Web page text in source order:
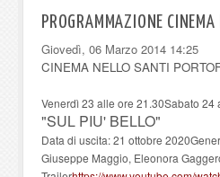
PROGRAMMAZIONE
Giovedì, 06 Marzo 2014 14:25
CINEMA NELLO SANTI
Venerdì 23 alle ore 21.30Sabato
"SUL PIU' BELLO"
Data di uscita: 21 ottobre
Giuseppe Maggio, Eleonora